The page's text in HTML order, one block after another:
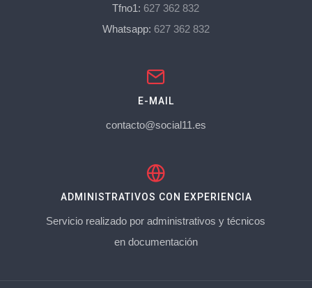
Tfno1: 627 362 832
Whatsapp: 627 362 832
E-MAIL
contacto@social11.es
ADMINISTRATIVOS CON EXPERIENCIA
Servicio realizado por administrativos y técnicos
en documentación